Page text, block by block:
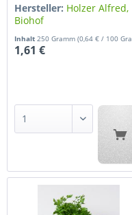
Hersteller: Holzer Alfred,
Biohof
Inhalt 250 Gramm(0,64 € / 100 Gramm)
1,61 €